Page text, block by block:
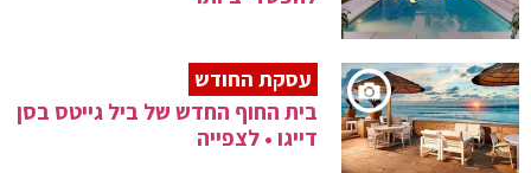
עסקת החודש
בית החוף החדש של ביל גייטס בסן
דייגו • לצפייה